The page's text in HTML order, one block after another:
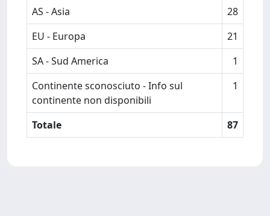
AS - Asia
28
EU - Europa
21
SA - Sud America
1
Continente sconosciuto - Info sul
continente non disponibili
1
Totale 87